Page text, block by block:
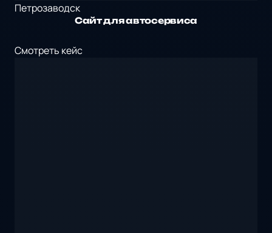
Петрозаводск
Сайт для автосервиса
Смотреть кейс